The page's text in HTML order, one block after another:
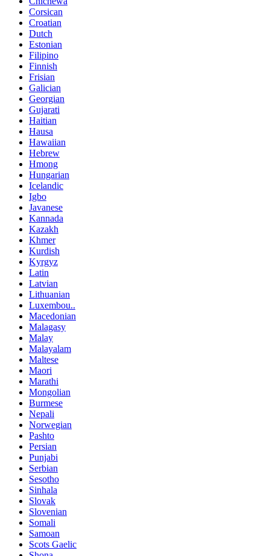
Corsican
Croatian
Dutch
Estonian
Filipino
Finnish
Frisian
Galician
Georgian
Gujarati
Haitian
Hausa
Hawaiian
Hebrew
Hmong
Hungarian
Icelandic
Igbo
Javanese
Kannada
Kazakh
Khmer
Kurdish
Kyrgyz
Latin
Latvian
Lithuanian
Luxembou..
Macedonian
Malagasy
Malay
Malayalam
Maltese
Maori
Marathi
Mongolian
Burmese
Nepali
Norwegian
Pashto
Persian
Punjabi
Serbian
Sesotho
Sinhala
Slovak
Slovenian
Somali
Samoan
Scots Gaelic